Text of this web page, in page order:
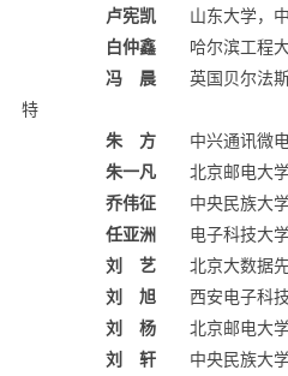
卢宪凯 山东大学，中
白仲鑫 哈尔滨工程大
冯 晨 英国贝尔法斯
特
朱 方 中兴通讯微电
朱一凡 北京邮电大学
乔伟征 中央民族大学
任亚洲
电子科技大学
刘 艺 北京大数据先
刘 旭 西安电子科技
刘 杨 北京邮电大学
刘 轩 中央民族大学